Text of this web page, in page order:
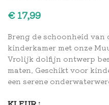
€
Breng de schoonheid van
kinderkamer met onze
Vrolijk dolfijn ontwerp
maten. Geschikt voor
een serene